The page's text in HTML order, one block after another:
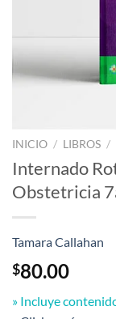
INICIO / LIBROS /
Internado
Obstetricia
Tamara Callahan
$80.00
» Incluye